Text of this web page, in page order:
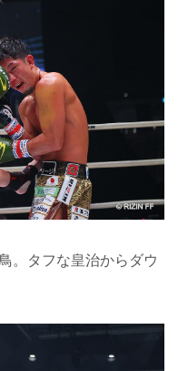
。タフな皇治からダウ